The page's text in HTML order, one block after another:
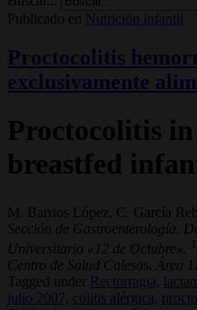
Publicado en
Nutrición infantil
Proctocolitis
exclusivamente
Proctocolitis
breastfed
M. Barrios López, C. García
Sección de Gastroenterología.
Universitario «12 de Octubre». 1
Centro de Salud Calesas. Área
Tagged under
Rectorragia,
julio 2007, colitis alérgica,